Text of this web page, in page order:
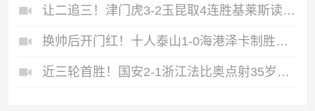
让二追三！津门虎3-2玉昆取4连胜基莱斯读秒绝杀萨尔瓦多破门
换帅后开门红！十人泰山1-0海港泽卡制胜于金永扑点海港三球被吹
近三轮首胜！国安2-1浙江法比奥点射35岁张稀哲制胜王钰栋送助攻